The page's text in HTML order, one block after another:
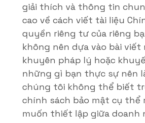
giải thích và thông tin
cao về cách viết tài liệu
quyền riêng tư của riêng
không nên dựa vào bài viết
khuyên pháp lý hoặc
những gì bạn thực sự nên
chúng tôi không thể biết
chính sách bảo mật cụ thể
muốn thiết lập giữa doanh